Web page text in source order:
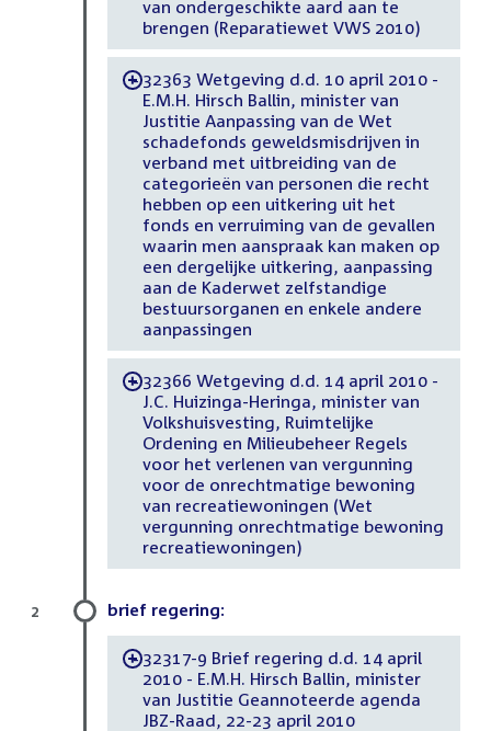
van ondergeschikte aard aan te
brengen (Reparatiewet VWS 2010)
-32363 Wetgeving d.d. 10 april 2010 -
E.M.H. Hirsch Ballin, minister van
Justitie Aanpassing van de Wet
schadefonds geweldsmisdrijven in
verband met uitbreiding van de
categorieën van personen die recht
hebben op een uitkering uit het
fonds en verruiming van de gevallen
waarin men aanspraak kan maken op
een dergelijke uitkering, aanpassing
aan de Kaderwet zelfstandige
bestuursorganen en enkele andere
aanpassingen
-32366 Wetgeving d.d. 14 april 2010 -
J.C. Huizinga-Heringa, minister van
Volkshuisvesting, Ruimtelijke
Ordening en Milieubeheer Regels
voor het verlenen van vergunning
voor de onrechtmatige bewoning
van recreatiewoningen (Wet
vergunning onrechtmatige bewoning
recreatiewoningen)
brief regering:
-32317-9 Brief regering d.d. 14 april
2010 - E.M.H. Hirsch Ballin, minister
van Justitie Geannoteerde agenda
JBZ-Raad, 22-23 april 2010
2